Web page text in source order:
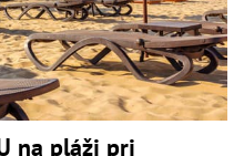
na pláži pri